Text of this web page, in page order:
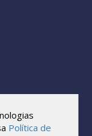
forma ou meio,
de Visita, é
Política de